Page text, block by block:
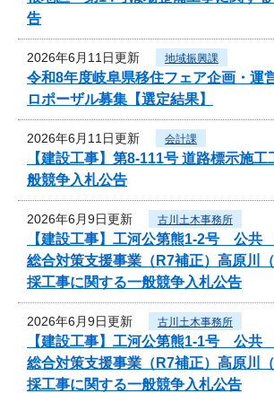
告
2026年6月11日更新 地域振興課
令和8年度岐阜県移住フェア企画・
ロポーザル募集【選定結果】
2026年6月11日更新 会計課
【建設工事】第8-111号 道路標示施
般競争入札公告
2026年6月9日更新 古川土木事務所
【建設工事】工河公第熊1-2号 公共
総合対策支援事業（R7補正）高原川
採工事に関する一般競争入札公告
2026年6月9日更新 古川土木事務所
【建設工事】工河公第熊1-1号 公共
総合対策支援事業（R7補正）高原川
採工事に関する一般競争入札公告